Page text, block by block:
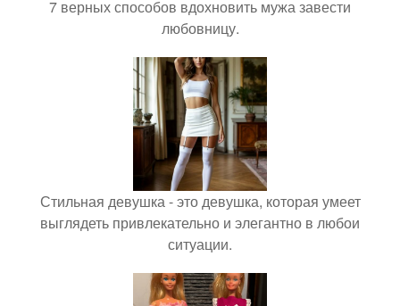
7 верных способов вдохновить мужа завести
любовницу.
Стильная девушка - это девушка, которая умеет
выглядеть привлекательно и элегантно в любои
ситуации.